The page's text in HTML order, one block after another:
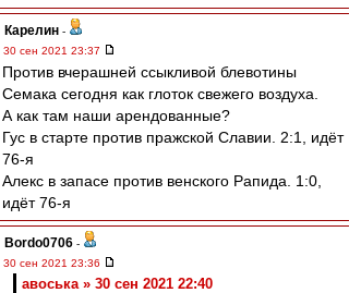
Карелин -
30 сен 2021 23:37
Против вчерашней ссыкливой блевотины
Семака сегодня как глоток свежего воздуха.
А как там наши арендованные?
Гус в старте против пражской Славии. 2:1, идёт
76-я
Алекс в запасе против венского Рапида. 1:0,
идёт 76-я
Bordo0706 -
30 сен 2021 23:36
авоська » 30 сен 2021 22:40